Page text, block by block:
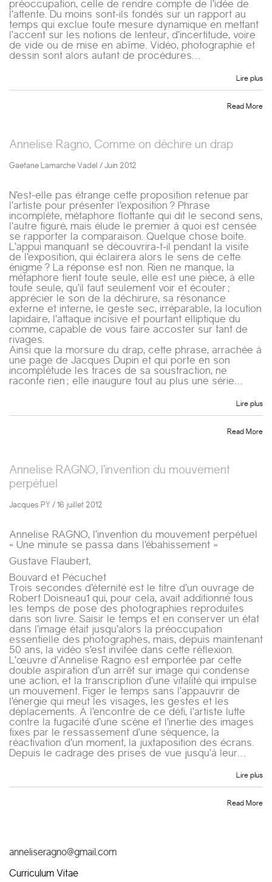
préoccupation, celle de rendre compte de l’idée de
l’attente. Du moins sont-ils fondés sur un rapport au
temps qui exclue toute mesure dynamique en mettant
l’accent sur les notions de lenteur, d’incertitude, voire
de vide ou de mise en abîme. Vidéo, photographie et
dessin sont alors autant de procédures…
Lire plus
Read More
Annelise Ragno, Comme on déchire un drap
Gaetane Lamarche Vadel / Juin 2012
N’est-elle pas étrange cette proposition retenue par
l’artiste pour présenter l’exposition ? Phrase
incomplète, métaphore flottante qui dit le second sens,
l’autre figuré, mais élude le premier à quoi est censée
se rapporter la comparaison. Quelque chose boite.
L’appui manquant se découvrira-t-il pendant la visite
de l’exposition, qui éclairera alors le sens de cette
énigme ? La réponse est non. Rien ne manque, la
métaphore tient toute seule, elle est une pièce, à elle
toute seule, qu’il faut seulement voir et écouter ;
apprécier le son de la déchirure, sa résonance
externe et interne, le geste sec, irréparable, la locution
lapidaire, l’attaque incisive et pourtant elliptique du
comme, capable de vous faire accoster sur tant de
rivages.
Ainsi que la morsure du drap, cette phrase, arrachée à
une page de Jacques Dupin et qui porte en son
incomplétude les traces de sa soustraction, ne
raconte rien ; elle inaugure tout au plus une série…
Lire plus
Read More
Annelise RAGNO, l’invention du mouvement
perpétuel
Jacques PY / 16 juillet 2012
Annelise RAGNO, l’invention du mouvement perpétuel
« Une minute se passa dans l’ébahissement »
Gustave Flaubert,
Bouvard et Pécuchet
Trois secondes d’éternité est le titre d’un ouvrage de
Robert Doisneau1 qui, pour cela, avait additionné tous
les temps de pose des photographies reproduites
dans son livre. Saisir le temps et en conserver un état
dans l’image était jusqu’alors la préoccupation
essentielle des photographes, mais, depuis maintenant
50 ans, la vidéo s’est invitée dans cette réflexion.
L’œuvre d’Annelise Ragno est emportée par cette
double aspiration d’un arrêt sur image qui condense
une action, et la transcription d’une vitalité qui impulse
un mouvement. Figer le temps sans l’appauvrir de
l’énergie qui meut les visages, les gestes et les
déplacements. À l’encontre de ce défi, l’artiste lutte
contre la fugacité d’une scène et l’inertie des images
fixes par le ressassement d’une séquence, la
réactivation d’un moment, la juxtaposition des écrans.
Depuis le cadrage des prises de vue jusqu’à leur…
Lire plus
Read More
anneliseragno@gmail.com
Curriculum Vitae